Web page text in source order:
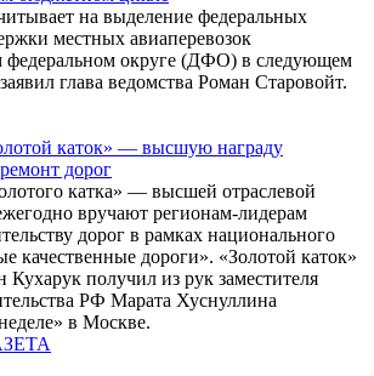
на выделение федеральных
местных авиаперевозок
федеральном округе (ДФО) в следующем
глава ведомства Роман Старовойт.
каток» — высшую награду
дорог
катка» — высшей отраслевой
вручают регионам-лидерам
дорог в рамках национального
качественные дороги». «Золотой каток»
Кухарук получил из рук заместителя
РФ Марата Хуснуллина
в Москве.